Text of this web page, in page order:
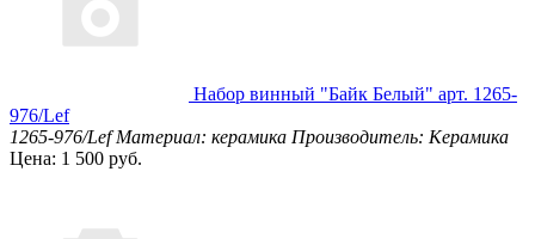
Набор винный "Байк Белый" арт. 1265-
976/Lef
1265-976/Lef Материал: керамика Производитель: Керамика
Цена: 1 500 руб.